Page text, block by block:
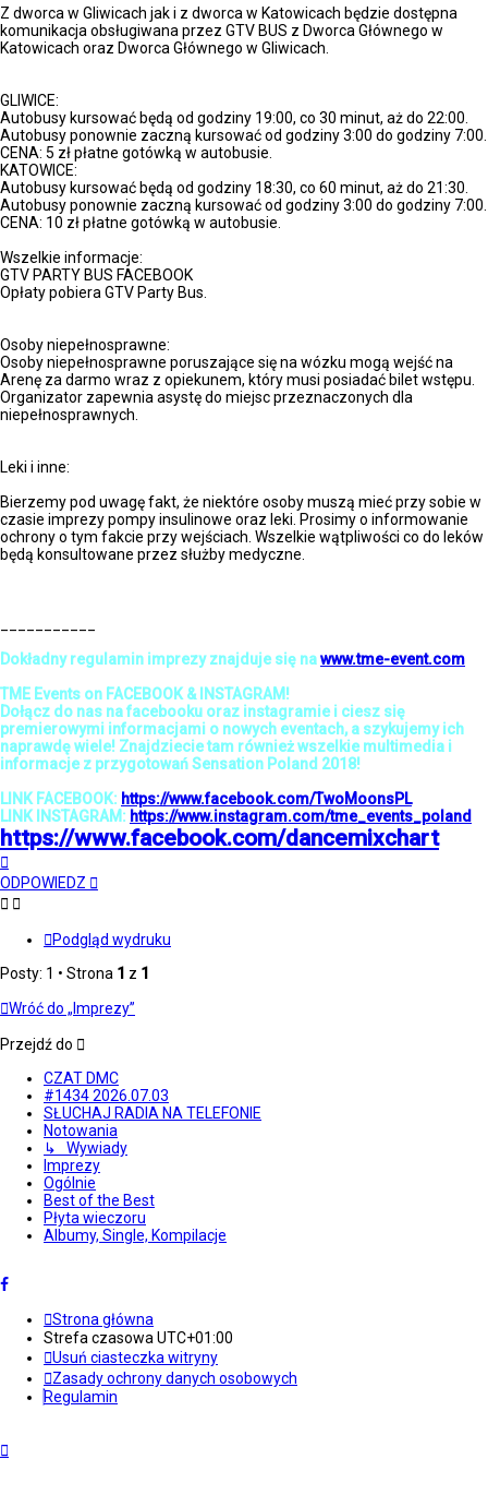
Z dworca w Gliwicach jak i z dworca w Katowicach będzie dostępna
komunikacja obsługiwana przez GTV BUS z Dworca Głównego w
Katowicach oraz Dworca Głównego w Gliwicach.
GLIWICE:
Autobusy kursować będą od godziny 19:00, co 30 minut, aż do 22:00.
Autobusy ponownie zaczną kursować od godziny 3:00 do godziny 7:00.
CENA: 5 zł płatne gotówką w autobusie.
KATOWICE:
Autobusy kursować będą od godziny 18:30, co 60 minut, aż do 21:30.
Autobusy ponownie zaczną kursować od godziny 3:00 do godziny 7:00.
CENA: 10 zł płatne gotówką w autobusie.
Wszelkie informacje:
GTV PARTY BUS FACEBOOK
Opłaty pobiera GTV Party Bus.
Osoby niepełnosprawne:
Osoby niepełnosprawne poruszające się na wózku mogą wejść na
Arenę za darmo wraz z opiekunem, który musi posiadać bilet wstępu.
Organizator zapewnia asystę do miejsc przeznaczonych dla
niepełnosprawnych.
Leki i inne:
Bierzemy pod uwagę fakt, że niektóre osoby muszą mieć przy sobie w
czasie imprezy pompy insulinowe oraz leki. Prosimy o informowanie
ochrony o tym fakcie przy wejściach. Wszelkie wątpliwości co do leków
będą konsultowane przez służby medyczne.
Dokładny regulamin imprezy znajduje się nawww.tme-event.com
TME Events on FACEBOOK & INSTAGRAM!
Dołącz do nas na facebooku oraz instagramie i ciesz się
premierowymi informacjami o nowych eventach, a szykujemy ich
naprawdę wiele! Znajdziecie tam również wszelkie multimedia i
informacje z przygotowań Sensation Poland 2018!
LINK FACEBOOK: https://www.facebook.com/TwoMoonsPL
LINK INSTAGRAM: https://www.instagram.com/tme_events_poland
https://www.facebook.com/dancemixchart
górę
ODPOWIEDZ
Podgląd wydruku
Posty: 1 • Strona 1 z 1
Wróć do „Imprezy”
Przejdź do
CZAT DMC
#1434 2026.07.03
SŁUCHAJ RADIA NA TELEFONIE
Notowania
↳ Wywiady
Imprezy
Ogólnie
Best of the Best
Płyta wieczoru
Albumy, Single, Kompilacje
Strona główna
Strefa czasowaUTC+01:00
Usuń ciasteczka witryny
Zasady ochrony danych osobowych
Regulamin